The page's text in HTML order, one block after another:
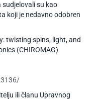
sudjelovali su kao
koji je nedavno odobren
twisting spins, light, and
(CHIROMAG)
ili članu Upravnog